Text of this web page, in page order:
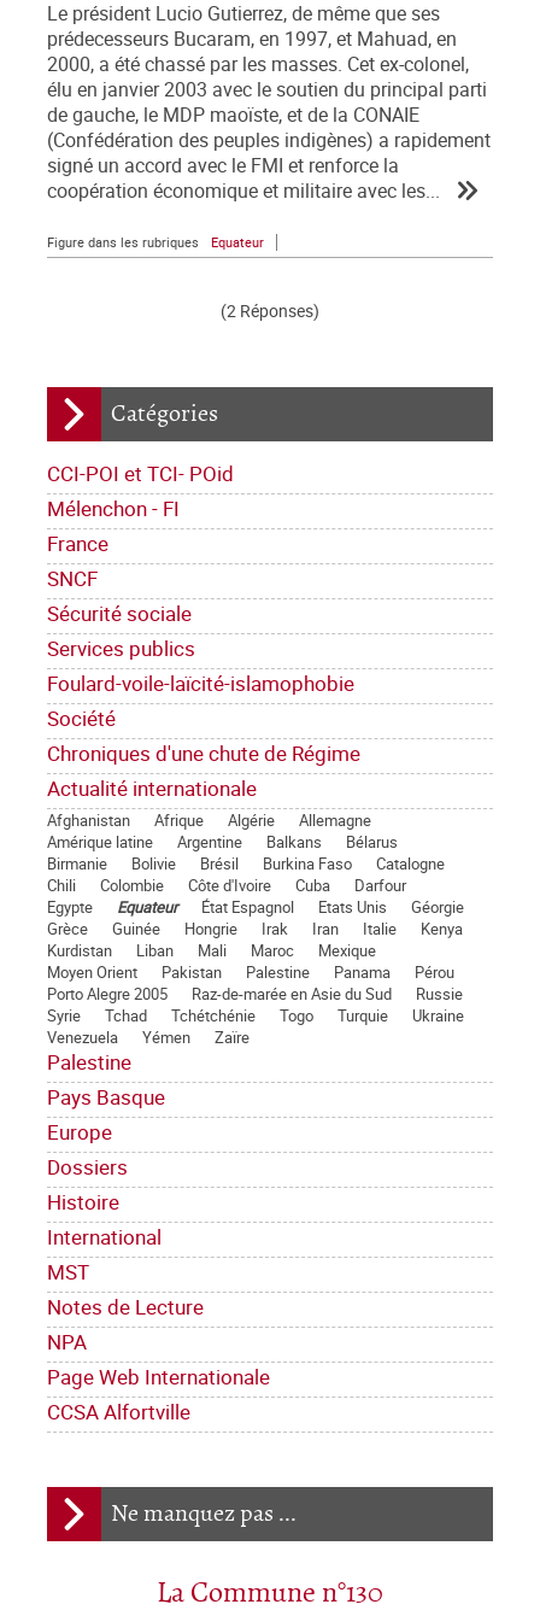
Catégories
CCI-POI et TCI- POid
Mélenchon - FI
France
SNCF
Sécurité sociale
Services publics
Foulard-voile-laïcité-islamophobie
Société
Chroniques d'une chute de Régime
Actualité internationale
Afghanistan Afrique Algérie
Allemagne
Amérique latine
Argentine Balkans
Bélarus
Birmanie
Bolivie Brésil Burkina Faso
Catalogne
Chili
Colombie Côte d'Ivoire Cuba
Darfour
Egypte
Equateur État Espagnol Etats Unis
Géorgie
Grèce
Guinée Hongrie Irak Iran Italie
Kenya
Kurdistan
Liban Mali Maroc
Mexique
Moyen Orient
Pakistan Palestine Panama
Pérou
Porto Alegre 2005
Raz-de-marée en Asie du Sud
Russie
Syrie
Tchad Tchétchénie Togo Turquie
Ukraine
Venezuela
Yémen Zaïre
Palestine
Pays Basque
Europe
Dossiers
Histoire
International
MST
Notes de Lecture
NPA
Page Web Internationale
CCSA Alfortville
Ne manquez pas ...
La Commune n°130
Le président Lucio Gutierrez, de même que ses
prédecesseurs Bucaram, en 1997, et Mahuad, en
2000, a été chassé par les masses. Cet ex-colonel,
élu en janvier 2003 avec le soutien du principal parti
de gauche, le MDP maoïste, et de la CONAIE
(Confédération des peuples indigènes) a rapidement
signé un accord avec le FMI et renforce la
coopération économique et militaire avec les...
Figure dans les rubriques Equateur
(2 Réponses)